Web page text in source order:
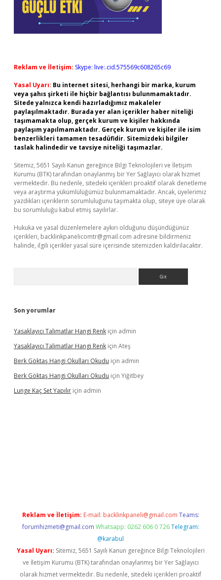
Reklam ve İletişim: Skype: live:.cid.575569c608265c69
Yasal Uyarı: Bu internet sitesi, herhangi bir marka, kurum
veya şahıs şirketi ile hiçbir bağlantısı bulunmamaktadır.
Sitede yalnızca kendi hazırladığımız makaleler
paylaşılmaktadır. Burada yer alan içerikler haber niteliği
taşımamakta olup, gerçek kurum ve kişiler hakkında
paylaşım yapılmamaktadır. Gerçek kurum ve kişiler ile isim
benzerlikleri tamamen tesadüfidir. Sitemizdeki bilgiler
taslak halindedir ve tavsiye niteliği taşımazlar.
Sitemiz, 5651 Sayılı Kanun gereğince Bilgi Teknolojileri ve İletişim
Kurumu (BTK) tarafından onaylanmış bir Yer Sağlayıcı olarak hizmet
vermektedir. Bu nedenle, sitedeki içerikleri proaktif olarak denetleme
veya araştırma yükümlülüğümüz bulunmamaktadır. Ancak, üyelerimiz
yazdıkları içeriklerin sorumluluğunu taşımakta olup, siteye üye olarak
bu sorumluluğu kabul etmiş sayılırlar.
Hukuka ve yasal düzenlemelere aykırı olduğunu düşündüğünüz
içerikleri, backlinkpanelicomtr@gmail.com adresine bildirmeniz
halinde, ilgili içerikler yasal süre içerisinde sitemizden kaldırılacaktır.
Son yorumlar
Yasaklayıcı Talimatlar Hangi Renk için admin
Yasaklayıcı Talimatlar Hangi Renk için Ateş
Berk Göktaş Hangi Okulları Okudu için admin
Berk Göktaş Hangi Okulları Okudu için Yiğitbey
Lunge Kaç Set Yapılır için admin
Reklam ve İletişim: E-mail: backlinkpaneli@gmail.com Teams:
forumhizmeti@gmail.com Whatsapp: 0262 606 0 726 Telegram:
@karabul
Yasal Uyarı: Sitemiz, 5651 Sayılı Kanun gereğince Bilgi Teknolojileri
ve İletişim Kurumu (BTK) tarafından onaylanmış bir Yer Sağlayıcı
olarak hizmet vermektedir. Bu nedenle, sitedeki içerikleri proaktif